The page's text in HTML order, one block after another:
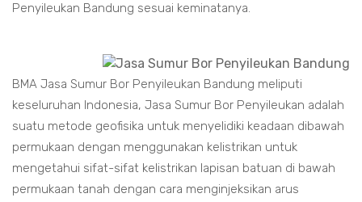
Penyileukan Bandung sesuai keminatanya.
BMA Jasa Sumur Bor Penyileukan Bandung meliputi
keseluruhan Indonesia, Jasa Sumur Bor Penyileukan adalah
suatu metode geofisika untuk menyelidiki keadaan dibawah
permukaan dengan menggunakan kelistrikan untuk
mengetahui sifat-sifat kelistrikan lapisan batuan di bawah
permukaan tanah dengan cara menginjeksikan arus